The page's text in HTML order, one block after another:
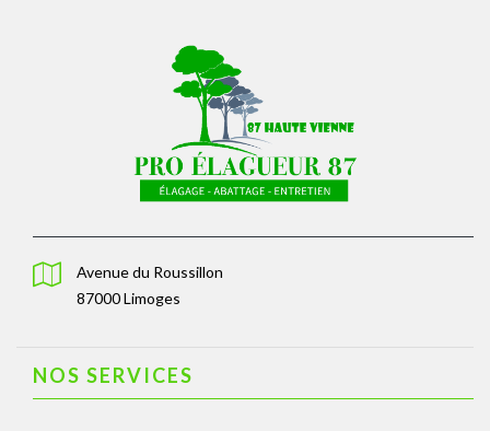
Avenue du Roussillon
87000 Limoges
NOS SERVICES